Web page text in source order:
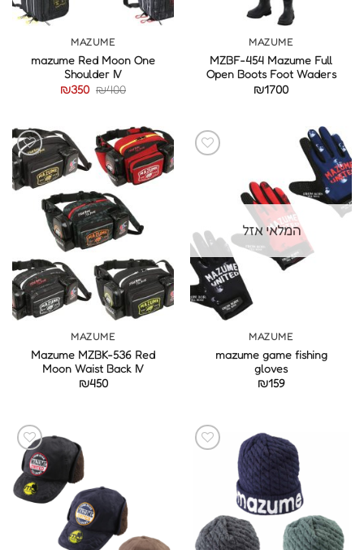
MAZUME
MZBF-454 Mazume Full
Open Boots Foot Waders
₪1700
MAZUME
mazume Red Moon One
Shoulder IV
₪400
המחיר
המקורי
₪350
המלאי אזל
MAZUME
mazume game fishing
gloves
₪159
MAZUME
Mazume MZBK-536 Red
Moon Waist Back IV
₪450